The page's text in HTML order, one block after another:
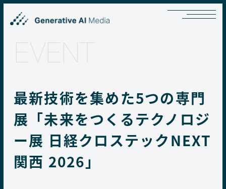
EVENT
最新技術を集めた5つの専門
展「未来をつくるテクノロジ
ー展 日経クロステックNEXT
関西 2026」